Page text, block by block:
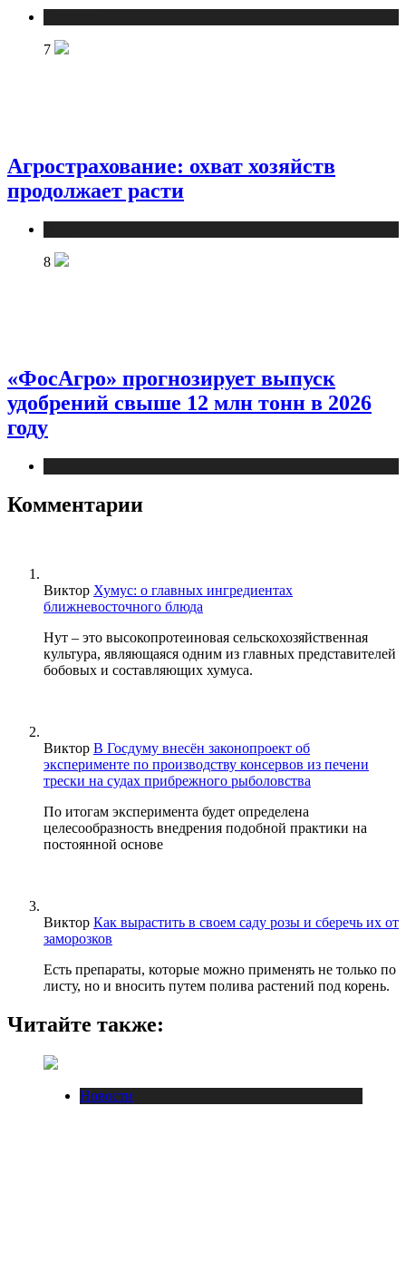
7
Агрострахование: охват хозяйств
продолжает расти
8
«ФосАгро» прогнозирует выпуск
удобрений свыше 12 млн тонн в 2026
году
Комментарии
Виктор Хумус: о главных ингредиентах
ближневосточного блюда
Нут – это высокопротеиновая сельскохозяйственная
культура, являющаяся одним из главных представителей
бобовых и составляющих хумуса.
Виктор В Госдуму внесён законопроект об
эксперименте по производству консервов из печени
трески на судах прибрежного рыболовства
По итогам эксперимента будет определена
целесообразность внедрения подобной практики на
постоянной основе
Виктор Как вырастить в своем саду розы и сберечь их от
заморозков
Есть препараты, которые можно применять не только по
листу, но и вносить путем полива растений под корень.
Читайте также:
Новости